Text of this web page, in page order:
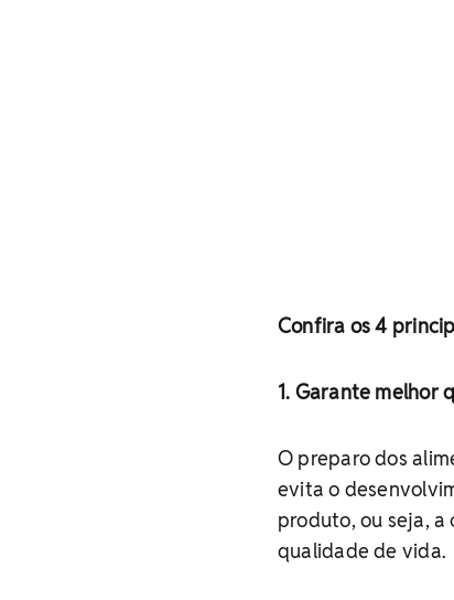
Confira os 4
1. Garante melhor
O preparo dos
evita o
produto, ou seja, a
qualidade de vida.